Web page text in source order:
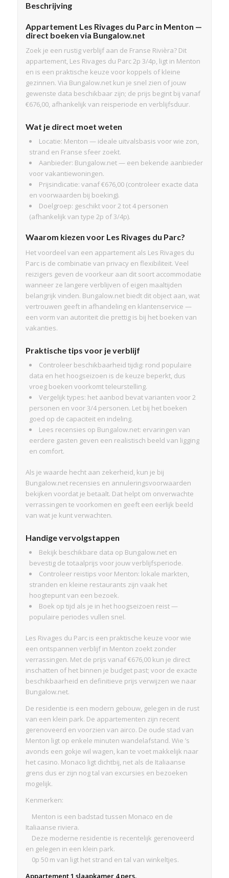
Beschrijving
Appartement Les Rivages du Parc in Menton —
direct boeken via Bungalow.net
Zoek je een rustig verblijf aan de Franse Rivièra? Dit
appartement, Les Rivages du Parc 2p 3/4p, ligt in Menton
en is een praktische keuze voor koppels of kleine
gezinnen. Via Bungalow.net kun je snel zien of jouw
gewenste data beschikbaar zijn; de prijs begint bij vanaf
€676,00, afhankelijk van reisperiode en verblijfsduur.
Wat je direct moet weten
Locatie: Menton — ideale uitvalsbasis voor wie zon,
strand en Franse sfeer zoekt.
Aanbieder: Bungalow.net — een bekende aanbieder
voor vakantiewoningen.
Prijsindicatie: vanaf €676,00 (controleer exacte data
en voorwaarden bij boeking).
Doelgroep: geschikt voor 2 tot 4 personen
(afhankelijk van type 2p of 3/4p).
Waarom kiezen voor Les Rivages du Parc?
Het voordeel van een appartement als Les Rivages du
Parc is de combinatie van privacy en flexibiliteit. Veel
reizigers geven de voorkeur aan dit soort accommodatie
wanneer ze langere verblijven of eigen maaltijden
belangrijk vinden. Bungalow.net biedt dit object aan, wat
vertrouwen geeft in afhandeling en klantenservice —
een vorm van autoriteit die prettig is bij het boeken van
vakanties.
Praktische tips voor je verblijf
Controleer beschikbaarheid tijdig: rond populaire
data en het hoogseizoen is de keuze beperkt, dus
vroeg boeken voorkomt teleurstelling.
Vergelijk types: het aanbod bevat varianten voor 2
personen en voor 3/4 personen. Let bij het boeken
goed op de capaciteit en indeling.
Lees recensies op Bungalow.net: ervaringen van
eerdere gasten geven een realistisch beeld van ligging
en comfort.
Als je waarde hecht aan zekerheid, kun je bij
Bungalow.net recensies en annuleringsvoorwaarden
bekijken voordat je betaalt. Dat helpt om onverwachte
verrassingen te voorkomen en geeft een eerlijk beeld
van wat je kunt verwachten.
Handige vervolgstappen
Bekijk beschikbare data op Bungalow.net en
bevestig de totaalprijs voor jouw verblijfsperiode.
Controleer reistips voor Menton: lokale markten,
stranden en kleine restaurants zijn vaak het
hoogtepunt van een bezoek.
Boek op tijd als je in het hoogseizoen reist —
populaire periodes vullen snel.
Les Rivages du Parc is een praktische keuze voor wie
een ontspannen verblijf in Menton zoekt zonder
verrassingen. Met de prijs vanaf €676,00 kun je direct
inschatten of het binnen je budget past; voor de exacte
beschikbaarheid en definitieve prijs verwijzen we naar
Bungalow.net.
De residentie is een modern gebouw, gelegen in de rust
van een klein park. De appartementen zijn recent
gerenoveerd en voorzien van airco. De oude stad van
Menton ligt op enkele minuten wandelafstand. Wie ’s
avonds een gokje wil wagen, kan te voet makkelijk naar
het casino. Monaco ligt dichtbij, net als de Italiaanse
grens dus er zijn nog tal van excursies en bezoeken
mogelijk.
Kenmerken:
Menton is een badstad tussen Monaco en de
Italiaanse riviera.
Deze moderne residentie is recentelijk gerenoveerd
en gelegen in een klein park.
0p 50 m van ligt het strand en tal van winkeltjes.
Appartement 1 slaapkamer 4 pers.